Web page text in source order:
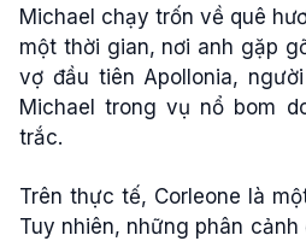
Michael chạy trốn về quê
một thời gian, nơi anh gặp
vợ đầu tiên Apollonia,
Michael trong vụ nổ bom
trắc.
Trên thực tế, Corleone là
Tuy nhiên, những phân